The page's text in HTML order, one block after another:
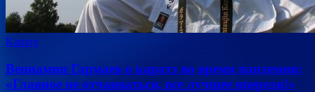
Карате
Вениамин Гармаев о каратэ во время пандемии:
«Главное не отчаиваться, все лучшее впереди!»